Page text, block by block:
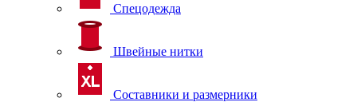
Спецодежда
Швейные нитки
Составники и размерники